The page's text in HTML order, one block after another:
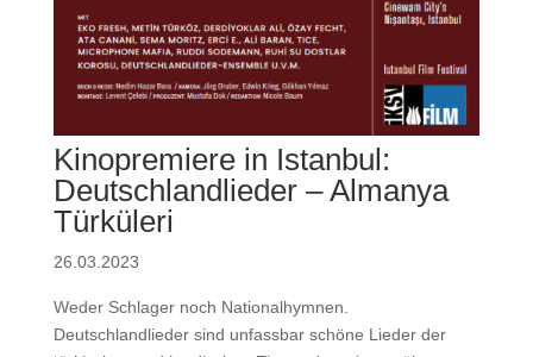
Kinopremiere in Istanbul:
Deutschlandlieder – Almanya
Türküleri
26.03.2023
Weder Schlager noch Nationalhymnen.
Deutschlandlieder sind unfassbar schöne Lieder der